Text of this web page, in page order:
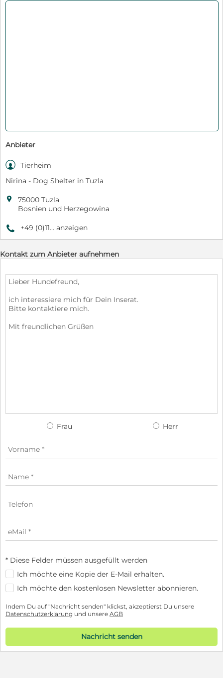
Anbieter
 Tierheim
Nirina - Dog Shelter in Tuzla

75000 Tuzla
Bosnien und Herzegowina
9 +49 (0)11... anzeigen
Kontakt zum Anbieter aufnehmen
Frau Herr
* Diese Felder müssen ausgefüllt werden
Ich möchte eine Kopie der E-Mail erhalten.
Ich möchte den kostenlosen Newsletter abonnieren.
Indem Du auf "Nachricht senden" klickst, akzeptierst Du unsere
Datenschutzerklärung und unsere AGB
Nachricht senden